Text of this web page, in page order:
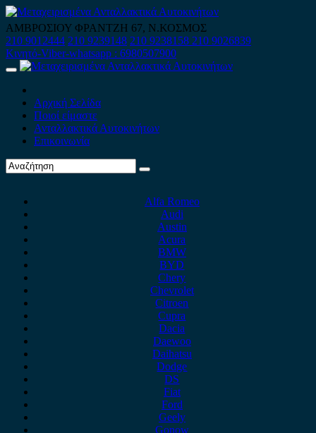
Skip
to
content
ΑΜΒΡΟΣΙΟΥ ΦΡΑΝΤΖΗ 67, Ν.ΚΟΣΜΟΣ
210 9012444 210 9239148 210 9238158 210 9026839
Κινητό-Viber-whatsapp : 6980507900
Primary
Αρχική Σελίδα
Ποιοί είμαστε
Ανταλλακτικά Αυτοκινήτων
Επικοινωνία
Alfa Romeo
Audi
Austin
Acura
BMW
BYD
Chery
Chevrolet
Citroen
Cupra
Dacia
Daewoo
Daihatsu
Dodge
DS
Fiat
Ford
Geely
Gonow